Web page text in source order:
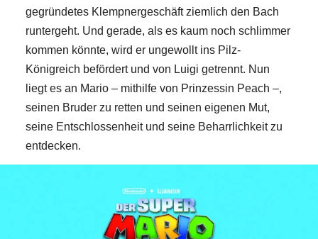
gegründetes Klempnergeschäft ziemlich den Bach
runtergeht. Und gerade, als es kaum noch schlimmer
kommen könnte, wird er ungewollt ins Pilz-
Königreich befördert und von Luigi getrennt. Nun
liegt es an Mario – mithilfe von Prinzessin Peach –,
seinen Bruder zu retten und seinen eigenen Mut,
seine Entschlossenheit und seine Beharrlichkeit zu
entdecken.